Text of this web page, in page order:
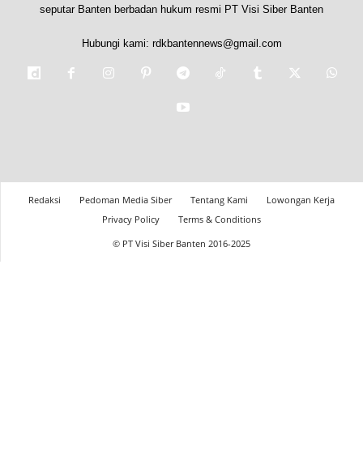
seputar Banten berbadan hukum resmi PT Visi Siber Banten
Hubungi kami: rdkbantennews@gmail.com
Redaksi Pedoman Media Siber Tentang Kami
Lowongan Kerja
Privacy Policy
Terms & Conditions
© PT Visi Siber Banten 2016-2025